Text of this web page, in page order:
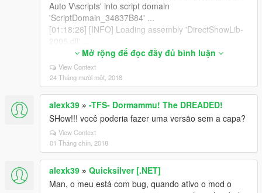
Auto V\scripts' into script domain
'ScriptDomain_34837B84' ...
[01:18:26] [INFO] Loading assembly 'DirectShowLib-
2005.dll' ...
[01:18:26] [DEBUG] Found 0 script(s) in
'DirectShowLib-2005.dll'.
[01:18:26] [INFO] Loading assembly
'DragonsV.net.dll' ...
[01:18:26] [DEBUG] Found 1 script(s) in
'DragonsV.net.dll'.
[01:18:26] [INFO] Loading assembly
'GhostRider.net.dll' ...
[01:18:26] [DEBUG] Found 1 script(s) in
'GhostRider.net.dll'.
[01:18:26] [INFO] Loading assembly
'GreenGoblin.net.dll' ...
Mở rộng để đọc đầy đủ bình luận
View Context
24 Tháng mười một, 2018
alexk39 » -TFS- Dormammu! The DREADED!
SHow!!! você poderia fazer uma versão sem a capa?
View Context
01 Tháng chín, 2018
alexk39 » Quicksilver [.NET]
Man, o meu está com bug, quando ativo o mod o